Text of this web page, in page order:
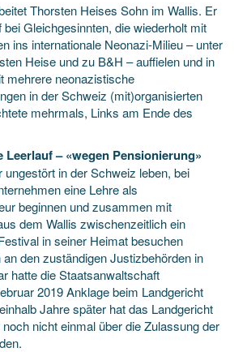
Thorsten Heises Sohn im Wallis. Er
Gleichgesinnten, die wiederholt mit
ins internationale Neonazi-Milieu – unter
Heise und zu B&H – auffielen und in
mehrere neonazistische
in der Schweiz (mit)organisierten
mehrmals, Links am Ende des
Leerlauf – «wegen Pensionierung»
in der Schweiz leben, bei
eine Lehre als
beginnen und zusammen mit
dem Wallis zwischenzeitlich ein
in seiner Heimat besuchen
den zuständigen Justizbehörden in
hatte die Staatsanwaltschaft
2019 Anklage beim Landgericht
Jahre später hat das Landgericht
nicht einmal über die Zulassung der